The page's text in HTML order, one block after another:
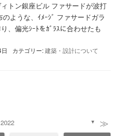
トン銀座ビル ファサードが波打
ような、ｲﾒｰｼﾞ ファサードガラ
、偏光ｼｰﾄをｶﾞﾗｽに合わせたも
カテゴリー:建築・設計について
2022 ▼ ≫